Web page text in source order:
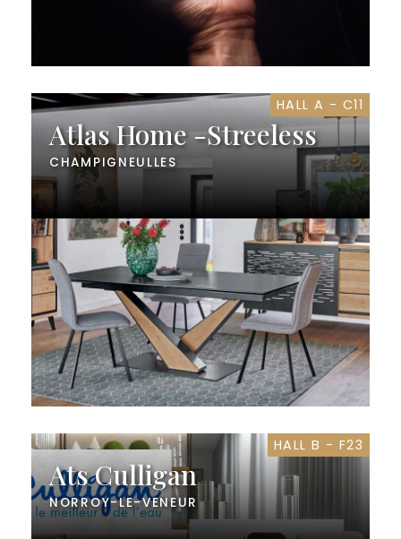
HALL A - C11
Atlas Home -Streeless
CHAMPIGNEULLES
HALL B - F23
Ats Culligan
NORROY-LE-VENEUR